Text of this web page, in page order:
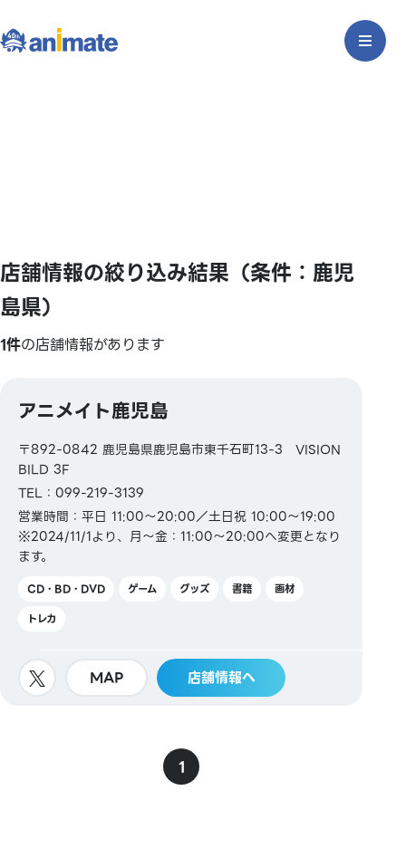
店舗情報の絞り込み結果（条件：鹿児
島県）
1件の店舗情報があります
アニメイト鹿児島
〒892-0842 鹿児島県鹿児島市東千石町13-3 VISION
BILD 3F
TEL：099-219-3139
営業時間：平日 11:00～20:00／土日祝 10:00～19:00
※2024/11/1より、月～金：11:00～20:00へ変更となり
ます。
CD・BD・DVD ゲーム グッズ 書籍
画材
トレカ
MAP 店舗情報へ
1